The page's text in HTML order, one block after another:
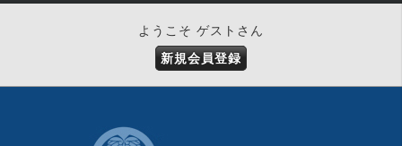
ようこそ ゲストさん
新規会員登録